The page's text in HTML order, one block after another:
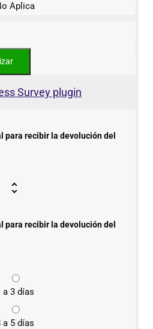
Aplica
Survey plugin
para recibir la devolución del
para recibir la devolución del
a 3 días
a 5 días